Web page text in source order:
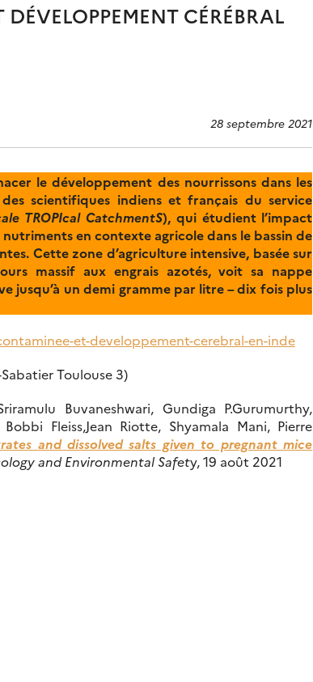
CÉRÉBRAL
28 septembre 2021
le développement des nourrissons dans les
scientifiques indiens et français du service
TROPIcal CatchmentS), qui étudient l’impact
en contexte agricole dans le bassin de
Cette zone d’agriculture intensive, basée sur
massif aux engrais azotés, voit sa nappe
jusqu’à un demi gramme par litre – dix fois plus
et-developpement-cerebral-en-inde
Toulouse 3)
Buvaneshwari, Gundiga P.Gurumurthy,
Fleiss,Jean Riotte, Shyamala Mani, Pierre
and dissolved salts given to pregnant mice
and Environmental Safety, 19 août 2021